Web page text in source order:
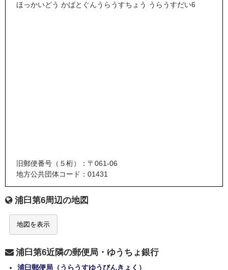
ほっかいどう かばとぐんうらうすちょう うらうすだい6
旧郵便番号（５桁）：〒061-06
地方公共団体コード：01431
浦臼第6周辺の地図
地図を表示
浦臼第6近隣の郵便局・ゆうちょ銀行
浦臼郵便局（うらうすゆうびんきょく）